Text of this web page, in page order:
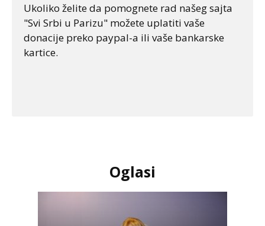
Ukoliko želite da pomognete rad našeg sajta
"Svi Srbi u Parizu" možete uplatiti vaše
donacije preko paypal-a ili vaše bankarske
kartice.
Oglasi